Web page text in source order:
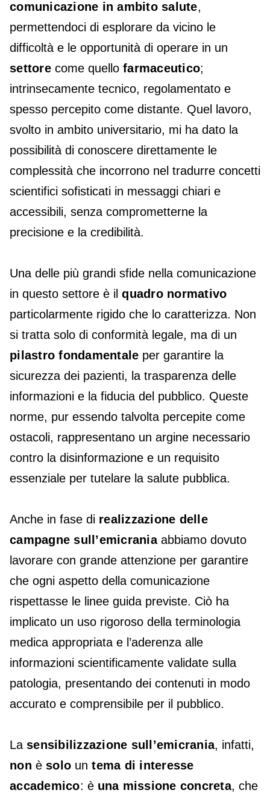
comunicazione in ambito salute,
permettendoci di esplorare da vicino le
difficoltà e le opportunità di operare in un
settore come quello farmaceutico;
intrinsecamente tecnico, regolamentato e
spesso percepito come distante. Quel lavoro,
svolto in ambito universitario, mi ha dato la
possibilità di conoscere direttamente le
complessità che incorrono nel tradurre concetti
scientifici sofisticati in messaggi chiari e
accessibili, senza comprometterne la
precisione e la credibilità.
Una delle più grandi sfide nella comunicazione
in questo settore è il quadro normativo
particolarmente rigido che lo caratterizza. Non
si tratta solo di conformità legale, ma di un
pilastro fondamentale per garantire la
sicurezza dei pazienti, la trasparenza delle
informazioni e la fiducia del pubblico. Queste
norme, pur essendo talvolta percepite come
ostacoli, rappresentano un argine necessario
contro la disinformazione e un requisito
essenziale per tutelare la salute pubblica.
Anche in fase di realizzazione delle
campagne sull’emicraniaabbiamo dovuto
lavorare con grande attenzione per garantire
che ogni aspetto della comunicazione
rispettasse le linee guida previste. Ciò ha
implicato un uso rigoroso della terminologia
medica appropriata e l’aderenza alle
informazioni scientificamente validate sulla
patologia, presentando dei contenuti in modo
accurato e comprensibile per il pubblico.
La sensibilizzazione sull’emicrania, infatti,
non è solo un tema di interesse
accademico: è una missione concreta, che